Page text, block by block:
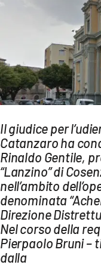
LAC NETWORK
LAC ONAIR
LaC
Network
LACPLAY.IT
LACTV.IT
LACONAIR.IT
LACITYMAG.IT
ILREGGINO.IT
COSENZACHANNEL.IT
Il giudice per
Catanzaro ha
Rinaldo Gentile,
“Lanzino” di
nell’ambito
denominata
Direzione
Nel corso della
Pierpaolo Bruni –
dalla